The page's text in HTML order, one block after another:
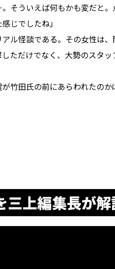
そういえば何もかも変だと。
じでしたね」
ル怪談である。その女性は
ただけでなく、大勢のスタ
竹田氏の前にあらわれたのか
上編集長が解